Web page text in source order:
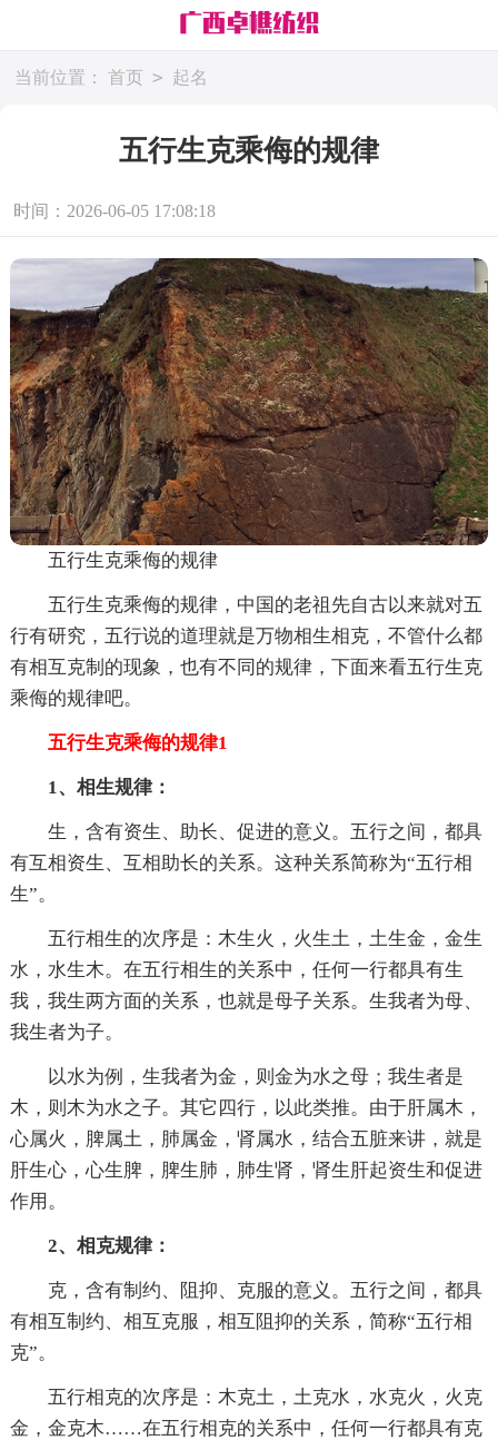
当前位置： 首页 > 起名
五行生克乘侮的规律
时间：2026-06-05 17:08:18
五行生克乘侮的规律
五行生克乘侮的规律，中国的老祖先自古以来就对五
行有研究，五行说的道理就是万物相生相克，不管什么都
有相互克制的现象，也有不同的规律，下面来看五行生克
乘侮的规律吧。
五行生克乘侮的规律1
1、相生规律：
生，含有资生、助长、促进的意义。五行之间，都具
有互相资生、互相助长的关系。这种关系简称为“五行相
生”。
五行相生的次序是：木生火，火生土，土生金，金生
水，水生木。在五行相生的关系中，任何一行都具有生
我，我生两方面的关系，也就是母子关系。生我者为母、
我生者为子。
以水为例，生我者为金，则金为水之母；我生者是
木，则木为水之子。其它四行，以此类推。由于肝属木，
心属火，脾属土，肺属金，肾属水，结合五脏来讲，就是
肝生心，心生脾，脾生肺，肺生肾，肾生肝起资生和促进
作用。
2、相克规律：
克，含有制约、阻抑、克服的意义。五行之间，都具
有相互制约、相互克服，相互阻抑的关系，简称“五行相
克”。
五行相克的次序是：木克土，土克水，水克火，火克
金，金克木……在五行相克的关系中，任何一行都具有克